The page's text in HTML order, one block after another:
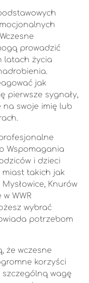
prowadzić
latach życia
jak
pierwsze sygnały,
na swoje imię lub
Wspomagania
i dzieci
miast takich jak
Knurów
WWR
wybrać
potrzebom
że wczesne
korzyści
wagę